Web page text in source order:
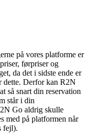
på vores platforme er
førpriser og
da det i sidste ende er
dette. Derfor kan R2N
så snart din reservation
står i din
Go aldrig skulle
med på platformen når
fejl).